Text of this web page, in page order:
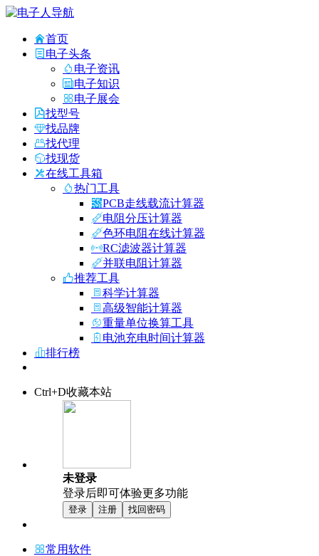
首页
电子头条
电子资讯
电子知识
电子展会
找型号
找品牌
找代理
找现货
在线工具箱
热门工具
PCB走线载流计算器
电阻分压计算器
色环电阻在线计算器
RC滤波器计算器
并联电阻计算器
推荐工具
科学计算器
高级智能计算器
重量单位换算工具
电池充电时间计算器
排行榜
Ctrl+D收藏本站
未登录
登录后即可体验更多功能
登录 注册 找回密码
常用软件